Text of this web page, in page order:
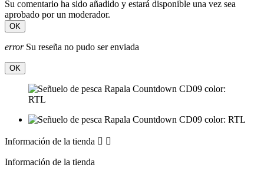
Su comentario ha sido añadido y estará disponible una vez sea
aprobado por un moderador.
OK
errorSu reseña no pudo ser enviada
OK
Información de la tienda  
Información de la tienda